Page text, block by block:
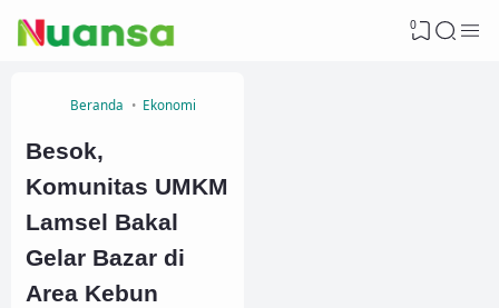
0
Beranda Ekonomi
Besok,
Komunitas UMKM
Lamsel Bakal
Gelar Bazar di
Area Kebun